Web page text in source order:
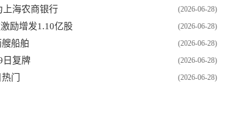
(2026-06-28)
上海农商银行
(2026-06-28)
励增发1.10亿股
(2026-06-28)
船舶
(2026-06-28)
日复牌
(2026-06-28)
门